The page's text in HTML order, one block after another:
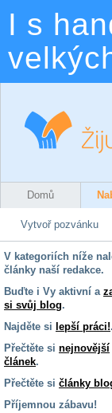
I s
Domů
Vytvoř pozvánku
V kategoriích níže
články naší redakce.
Buďte i Vy aktivní a
si svůj blog.
Najděte si lepší práci!.
Přečtěte si nejnovější
článek.
Přečtěte si články
Příjemnou zábavu!